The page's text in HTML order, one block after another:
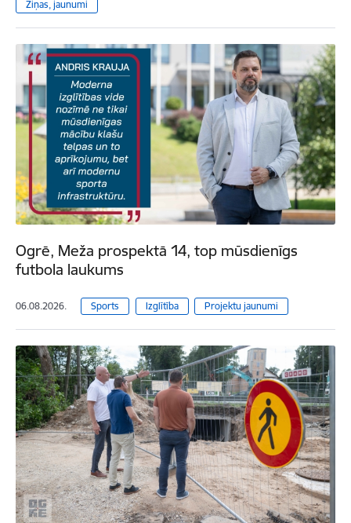
Ziņas, jaunumi
Ogrē, Meža prospektā 14, top mūsdienīgs
futbola laukums
06.08.2026. Sports Izglītība Projektu jaunumi